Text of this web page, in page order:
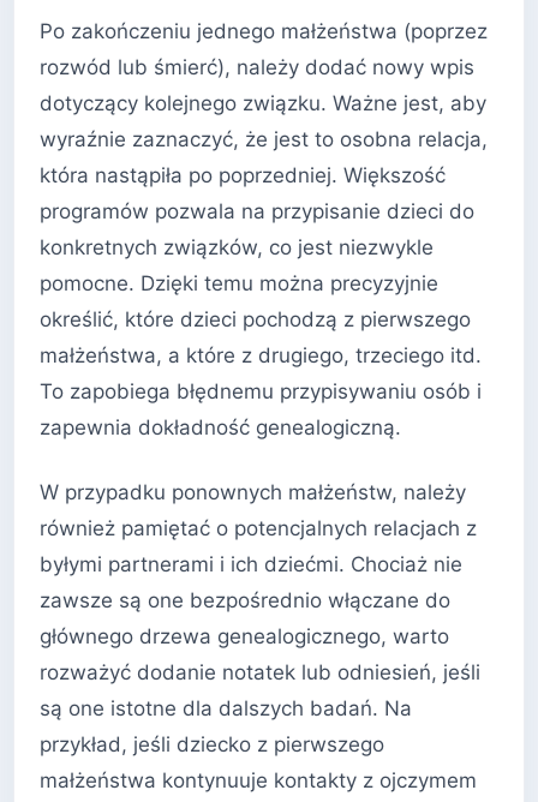
Po zakończeniu jednego małżeństwa (poprzez
rozwód lub śmierć), należy dodać nowy wpis
dotyczący kolejnego związku. Ważne jest, aby
wyraźnie zaznaczyć, że jest to osobna relacja,
która nastąpiła po poprzedniej. Większość
programów pozwala na przypisanie dzieci do
konkretnych związków, co jest niezwykle
pomocne. Dzięki temu można precyzyjnie
określić, które dzieci pochodzą z pierwszego
małżeństwa, a które z drugiego, trzeciego itd.
To zapobiega błędnemu przypisywaniu osób i
zapewnia dokładność genealogiczną.
W przypadku ponownych małżeństw, należy
również pamiętać o potencjalnych relacjach z
byłymi partnerami i ich dziećmi. Chociaż nie
zawsze są one bezpośrednio włączane do
głównego drzewa genealogicznego, warto
rozważyć dodanie notatek lub odniesień, jeśli
są one istotne dla dalszych badań. Na
przykład, jeśli dziecko z pierwszego
małżeństwa kontynuuje kontakty z ojczymem